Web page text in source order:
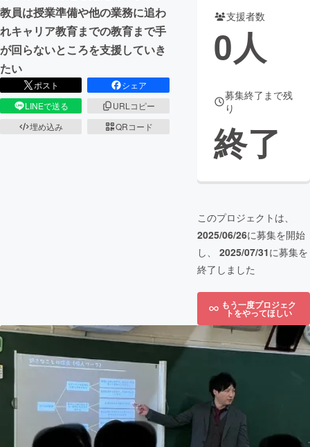
まちづくり・地域活性化
CAMPFIRE Creation
CAMPFIREふるさと納税
教員は授業準備や他の業務に追わ
れキャリア教育までの教育まで手
が回らないところを支援していき
たい
ポスト
シェア
LINEで送る
URLコピー
埋め込み
QRコード
支援者数
0人
募集終了まで残
り
終了
このプロジェクトは、
2025/06/26に募集を開始
し、 2025/07/31に募集を
終了しました
もう一度プロジェク
トをやってほしい